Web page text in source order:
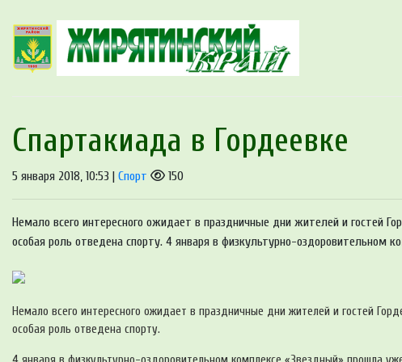
Спартакиада в Гордеевке
5 января 2018, 10:53 | Спорт 150
Немало всего интересного ожидает в праздничные дни жителей и гостей
особая роль отведена спорту. 4 января в физкультурно-оздоровительном
Немало всего интересного ожидает в праздничные дни жителей и гостей
особая роль отведена спорту.